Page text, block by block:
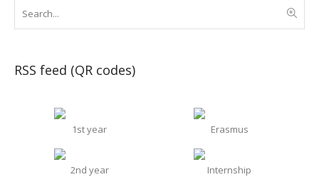
RSS feed (QR codes)
1st year Erasmus
2nd year Internship